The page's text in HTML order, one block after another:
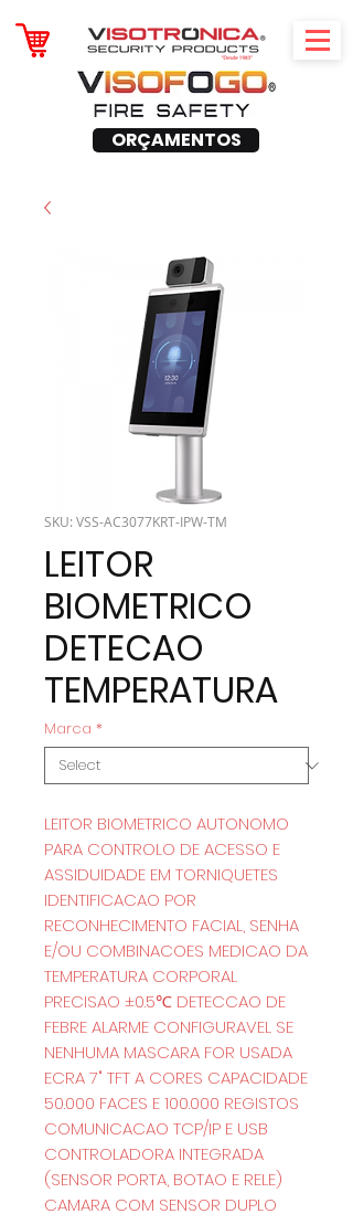
ORÇAMENTOS
SKU: VSS-AC3077KRT-IPW-TM
LEITOR
BIOMETRICO
DETECAO
TEMPERATURA
Marca *
LEITOR BIOMETRICO AUTONOMO
PARA CONTROLO DE ACESSO E
ASSIDUIDADE EM TORNIQUETES
IDENTIFICACAO POR
RECONHECIMENTO FACIAL, SENHA
E/OU COMBINACOES MEDICAO DA
TEMPERATURA CORPORAL
PRECISAO ±0.5℃ DETECCAO DE
FEBRE ALARME CONFIGURAVEL SE
NENHUMA MASCARA FOR USADA
ECRA 7" TFT A CORES CAPACIDADE
50.000 FACES E 100.000 REGISTOS
COMUNICACAO TCP/IP E USB
CONTROLADORA INTEGRADA
(SENSOR PORTA, BOTAO E RELE)
CAMARA COM SENSOR DUPLO